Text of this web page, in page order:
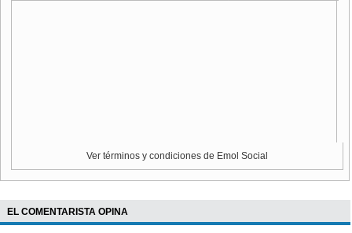
Ver términos y condiciones de Emol Social
EL COMENTARISTA OPINA